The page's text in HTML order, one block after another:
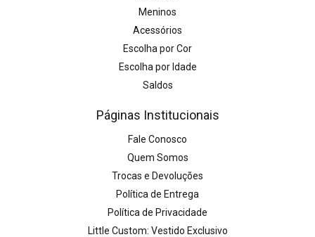
Meninos
Acessórios
Escolha por Cor
Escolha por Idade
Saldos
Páginas Institucionais
Fale Conosco
Quem Somos
Trocas e Devoluções
Política de Entrega
Política de Privacidade
Little Custom: Vestido Exclusivo